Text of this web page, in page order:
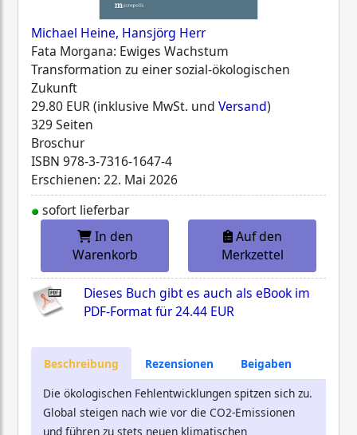
Michael Heine, Hansjörg Herr
Fata Morgana: Ewiges Wachstum
Transformation zu einer sozial-ökologischen
Zukunft
29.80 EUR (inklusive MwSt. und Versand)
329 Seiten
Broschur
ISBN 978-3-7316-1647-4
Erschienen: 22. Mai 2026
sofort lieferbar
In den
Warenkorb
Auf den
Merkzettel
Dieses Buch gibt es auch als eBook im
PDF-Format für24.44 EUR
Beschreibung Rezensionen
Beigaben
Die ökologischen Fehlentwicklungen spitzen sich zu.
Global steigen nach wie vor die CO2-Emissionen
und führen zu stets neuen klimatischen